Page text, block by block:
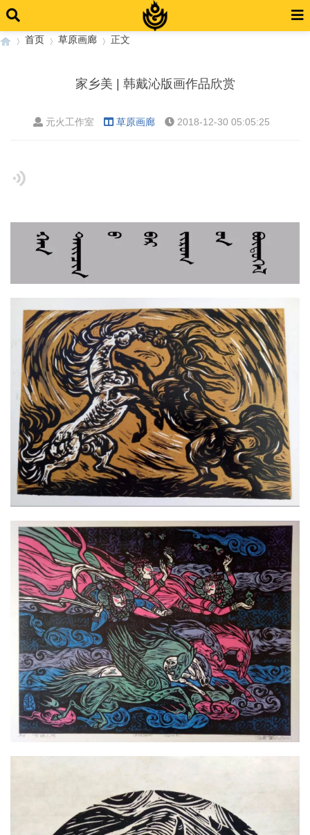
首页 草原画廊 正文
家乡美 | 韩戴沁版画作品欣赏
元火工作室 草原画廊 2018-12-30 05:05:25